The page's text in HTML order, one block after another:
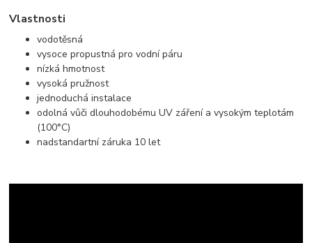
Vlastnosti
vodotěsná
vysoce propustná pro vodní páru
nízká hmotnost
vysoká pružnost
jednoduchá instalace
odolná vůči dlouhodobému UV záření a vysokým teplotám
(100°C)
nadstandartní záruka 10 let